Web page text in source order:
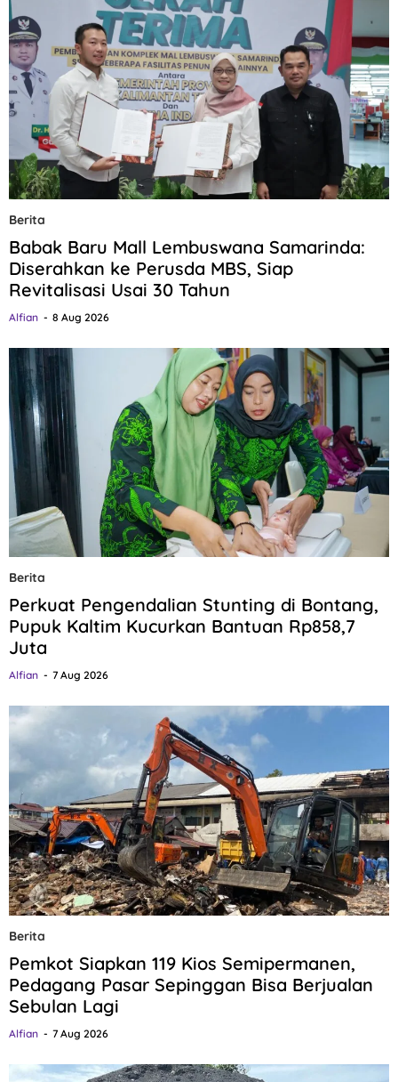
Berita
Babak Baru Mall Lembuswana Samarinda:
Diserahkan ke Perusda MBS, Siap
Revitalisasi Usai 30 Tahun
Alfian 8 Aug 2026
Berita
Perkuat Pengendalian Stunting di Bontang,
Pupuk Kaltim Kucurkan Bantuan Rp858,7
Juta
Alfian 7 Aug 2026
Berita
Pemkot Siapkan 119 Kios Semipermanen,
Pedagang Pasar Sepinggan Bisa Berjualan
Sebulan Lagi
Alfian 7 Aug 2026